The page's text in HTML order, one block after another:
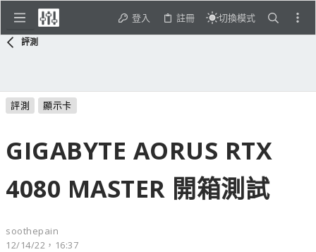
登入 註冊 切換模式
評測
評測 顯示卡
GIGABYTE AORUS RTX
4080 MASTER 開箱測試
soothepain
12/14/22，16:37